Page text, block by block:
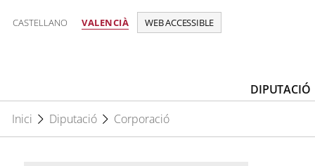
CASTELLANO VALENCIÀ WEB ACCESSIBLE
DIPUTACIÓ
Inici
Diputació Corporació